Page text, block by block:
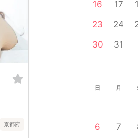
京都府
16
17
23
24
30
31
日 月
6
7